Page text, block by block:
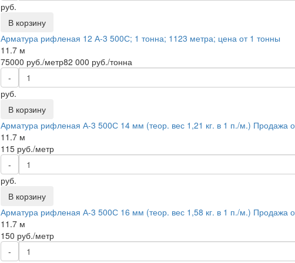
руб.
В корзину
Арматура рифленая 12 А-3 500С; 1 тонна; 1123 метра; цена от 1 тонны
11.7 м
75000 руб./метр82 000 руб./тонна
-
руб.
В корзину
Арматура рифленая А-3 500С 14 мм (теор. вес 1,21 кг. в 1 п./м.) Продажа
11.7 м
115руб./метр
-
руб.
В корзину
Арматура рифленая А-3 500С 16 мм (теор. вес 1,58 кг. в 1 п./м.) Продажа
11.7 м
150 руб./метр
-